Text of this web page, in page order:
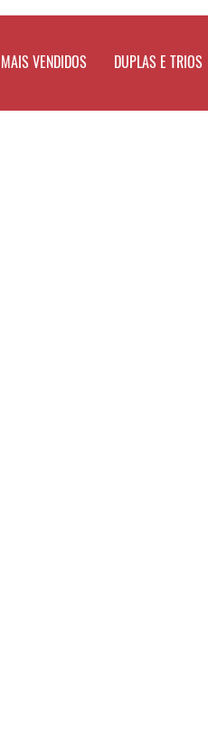
MAIS VENDIDOS DUPLAS E TRIOS